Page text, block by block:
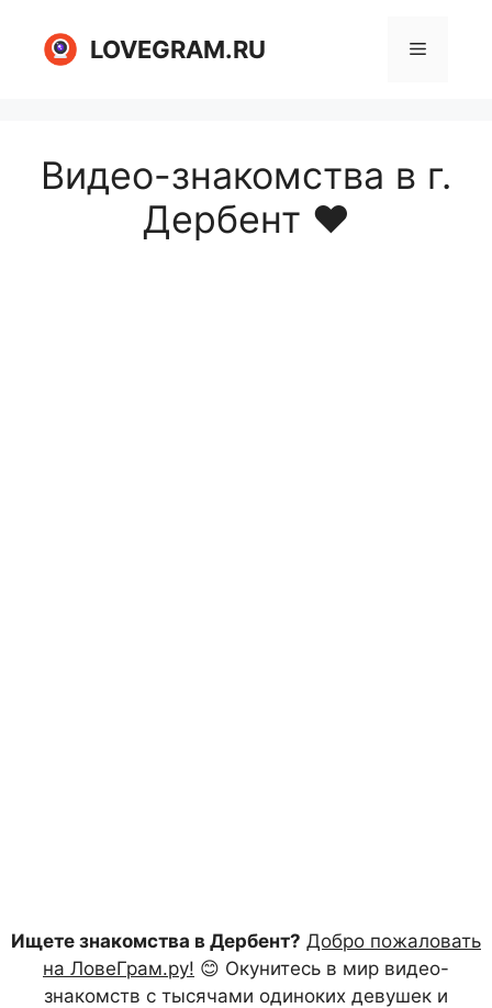
содержимому
LOVEGRAM.RU Меню
Видео-знакомства в г.
Дербент ❤️
Ищете знакомства в Дербент? Добро пожаловать
на ЛовеГрам.ру! 😊 Окунитесь в мир видео-
знакомств с тысячами одиноких девушек и